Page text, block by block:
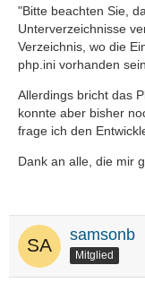
"Bitte beachten Sie,
Unterverzeichnisse
Verzeichnis, wo die
php.ini vorhanden
Allerdings bricht das
konnte aber bisher
frage ich den
Dank an alle, die mir
samsonb
Mitglied